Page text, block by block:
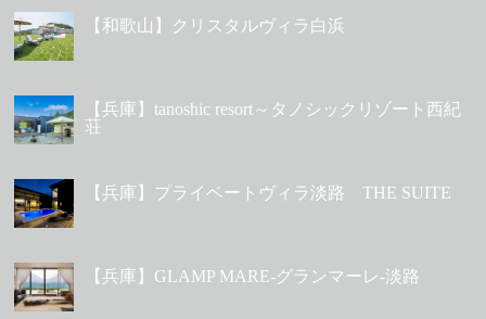
【和歌山】クリスタルヴィラ白浜
【兵庫】tanoshic resort～タノシックリゾート西紀
荘
【兵庫】プライベートヴィラ淡路 THE SUITE
【兵庫】GLAMP MARE-グランマーレ-淡路